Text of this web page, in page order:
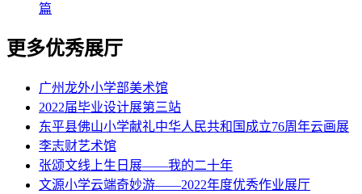
篇
更多优秀展厅
广州龙外小学部美术馆
2022届毕业设计展第三站
东平县佛山小学献礼中华人民共和国成立76周年云画展
李志财艺术馆
张颂文线上生日展——我的二十年
文源小学云端奇妙游——2022年度优秀作业展厅